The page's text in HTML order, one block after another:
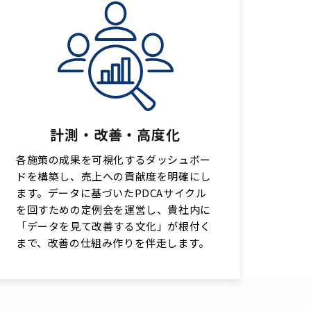
計測・改善・高度化
各施策の成果を可視化するダッシュボー
ドを構築し、売上への貢献度を明確にし
ます。データに基づいたPDCAサイクル
を回すための定例会を運営し、貴社内に
「データを見て改善する文化」が根付く
まで、改善の仕組み作りを伴走します。